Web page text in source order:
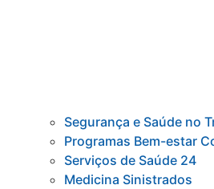
Segurança e Saúde no
Programas Bem-estar
Serviços de Saúde 24
Medicina Sinistrados